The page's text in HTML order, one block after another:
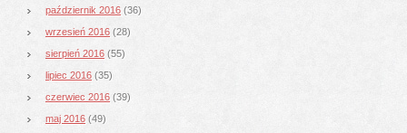
październik 2016 (36)
wrzesień 2016 (28)
sierpień 2016 (55)
lipiec 2016 (35)
czerwiec 2016 (39)
maj 2016 (49)